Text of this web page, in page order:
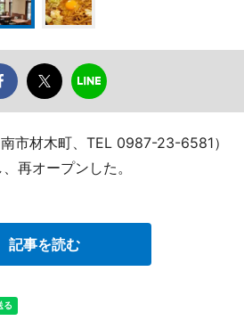
市材木町、TEL 0987-23-6581）
再オープンした。
記事を読む